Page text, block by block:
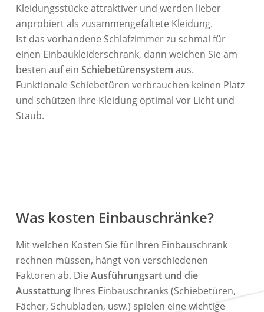
Kleidungsstücke attraktiver und werden lieber
anprobiert als zusammengefaltete Kleidung.
Ist das vorhandene Schlafzimmer zu schmal für
einen Einbaukleiderschrank, dann weichen Sie am
besten auf einSchiebetürensystem aus.
Funktionale Schiebetüren verbrauchen keinen Platz
und schützen Ihre Kleidung optimal vor Licht und
Staub.
Was kosten Einbauschränke?
Mit welchen Kosten Sie für Ihren Einbauschrank
rechnen müssen, hängt von verschiedenen
Faktoren ab. Die Ausführungsart und die
AusstattungIhres Einbauschranks (Schiebetüren,
Fächer, Schubladen, usw.) spielen eine wichtige